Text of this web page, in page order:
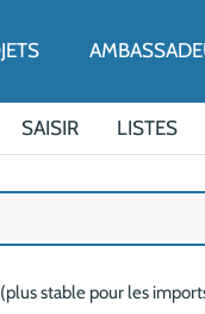
LE MENU
SAISIR LISTES
stable pour les